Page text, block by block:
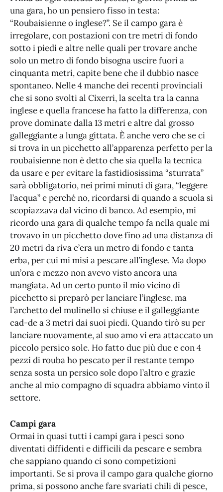
una gara, ho un pensiero fisso in testa:
“Roubaisienne o inglese?”. Se il campo gara è
irregolare, con postazioni con tre metri di fondo
sotto i piedi e altre nelle quali per trovare anche
solo un metro di fondo bisogna uscire fuori a
cinquanta metri, capite bene che il dubbio nasce
spontaneo. Nelle 4 manche dei recenti provinciali
che si sono svolti al Cixerri, la scelta tra la canna
inglese e quella francese ha fatto la differenza, con
prove dominate dalla 13 metri e altre dal grosso
galleggiante a lunga gittata. È anche vero che se ci
si trova in un picchetto all’apparenza perfetto per la
roubaisienne non è detto che sia quella la tecnica
da usare e per evitare la fastidiosissima “sturrata”
sarà obbligatorio, nei primi minuti di gara, “leggere
l’acqua” e perché no, ricordarsi di quando a scuola si
scopiazzava dal vicino di banco. Ad esempio, mi
ricordo una gara di qualche tempo fa nella quale mi
trovavo in un picchetto dove fino ad una distanza di
20 metri da riva c’era un metro di fondo e tanta
erba, per cui mi misi a pescare all’inglese. Ma dopo
un’ora e mezzo non avevo visto ancora una
mangiata. Ad un certo punto il mio vicino di
picchetto si preparò per lanciare l’inglese, ma
l’archetto del mulinello si chiuse e il galleggiante
cad-de a 3 metri dai suoi piedi. Quando tirò su per
lanciare nuovamente, al suo amo vi era attaccato un
piccolo persico sole. Ho fatto due più due e con 4
pezzi di rouba ho pescato per il restante tempo
senza sosta un persico sole dopo l’altro e grazie
anche al mio compagno di squadra abbiamo vinto il
settore.
Campi gara
Ormai in quasi tutti i campi gara i pesci sono
diventati diffidenti e difficili da pescare e sembra
che sappiano quando ci sono competizioni
importanti. Se si prova il campo gara qualche giorno
prima, si possono anche fare svariati chili di pesce,